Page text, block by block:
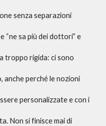
senza separazioni
“ne sa più dei dottori” e
troppo rigida: ci sono
perché le nozioni
personalizzate e con i
Non si finisce mai di